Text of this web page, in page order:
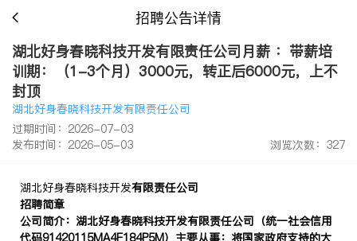
招聘公告详情
湖北好身春晓科技开发有限责任公司月薪 ：带薪培
训期：（1-3个月）3000元，转正后6000元，上不
封顶
湖北好身春晓科技开发有限责任公司
过期时间：2026-07-03
发布时间：2026-05-03
浏览次数：327
湖北好身春晓科技开发有限责任公司
招聘简章
公司简介： 湖北好身春晓科技开发有限责任公司（统一社会信用
代码91420115MA4F184P5M） 主要从事：将国家政府支持的大